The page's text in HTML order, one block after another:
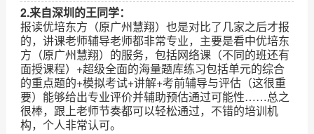
2.来自深圳的王同学：
报读优培东方（原广州慧翔）也是对比了几家之后才报
的，讲课老师辅导老师都非常专业，主要是看中优培东
方（原广州慧翔）的服务，包括网络课（不同的班还有
面授课程）+超级全面的海量题库练习包括单元的综合
的重点题的+模拟考试+讲解+考前辅导与评估（这很重
要）能够给出专业评价并辅助预估通过可能性……总之
很棒，跟上老师节奏都可以轻松通过，不错的培训机
构，个人非常认可。